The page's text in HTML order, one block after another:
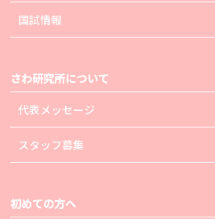
国試情報
さわ研究所について
代表メッセージ
スタッフ募集
初めての方へ